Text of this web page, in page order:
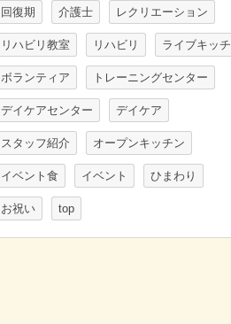
回復期 介護士 レクリエーション
リハビリ教室 リハビリ ライブキッ
ボランティア トレーニングセンター
デイケアセンター デイケア
スタッフ紹介 オープンキッチン
イベント食 イベント ひまわり
お祝い top